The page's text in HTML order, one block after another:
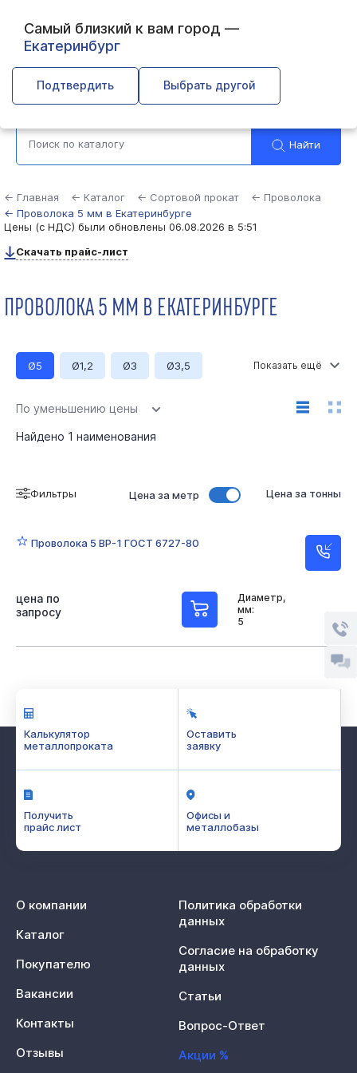
Самый близкий к вам город —
Екатеринбург
Подтвердить Выбрать другой
Выберите город
Найти
← Главная ← Каталог ← Сортовой прокат
← Проволока
← Проволока 5 мм в Екатеринбурге
Цены (с НДС) были обновлены 06.08.2026 в 5:51
Скачать прайс-лист
ПРОВОЛОКА 5 ММ В ЕКАТЕРИНБУРГЕ
Ø5 Ø1,2 Ø3 Ø3,5
Ø4,8
Ø6
По уменьшению цены
Найдено 1 наименования
Фильтры Цена за метр Цена за тонны
Проволока 5 ВР-1 ГОСТ 6727-80
Диаметр,
мм:
5
цена по
запросу
Калькулятор
металлопроката
Оставить
заявку
Получить
прайс лист
Офисы и
металлобазы
О компании
Каталог
Покупателю
Вакансии
Контакты
Отзывы
Политика обработки
данных
Согласие на обработку
данных
Статьи
Вопрос-Ответ
Акции %